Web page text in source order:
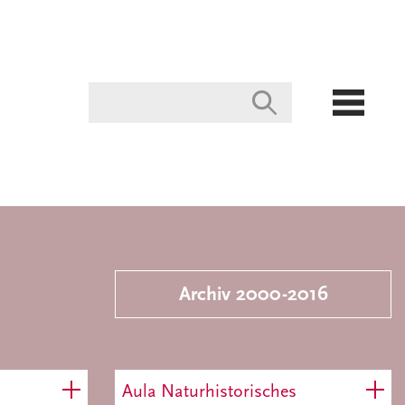
Archiv 2000-2016
Aula Naturhistorisches